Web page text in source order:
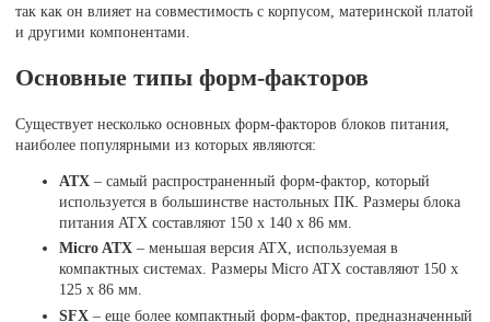
так как он влияет на совместимость с корпусом, материнской платой
и другими компонентами.
Основные типы форм-факторов
Существует несколько основных форм-факторов блоков питания,
наиболее популярными из которых являются:
ATX – самый распространенный форм-фактор, который
используется в большинстве настольных ПК. Размеры блока
питания ATX составляют 150 x 140 x 86 мм.
Micro ATX – меньшая версия ATX, используемая в
компактных системах. Размеры Micro ATX составляют 150 x
125 x 86 мм.
SFX – еще более компактный форм-фактор, предназначенный